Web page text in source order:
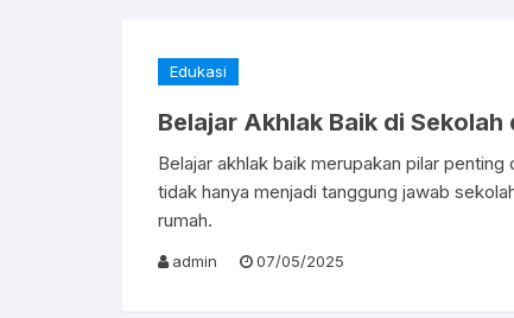
Edukasi
Belajar Akhlak Baik di Sekolah
Belajar akhlak baik merupakan pilar
tidak hanya menjadi tanggung jawab
rumah.
admin 07/05/2025